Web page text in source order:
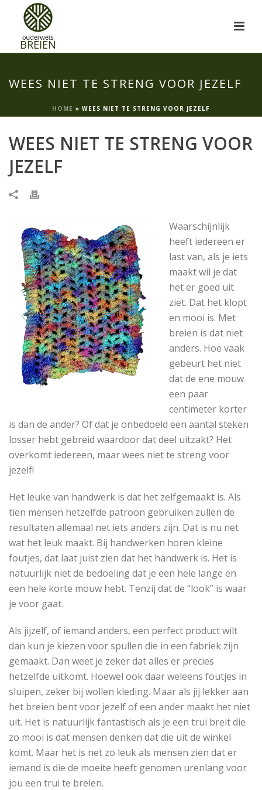
WEES NIET TE STRENG VOOR JEZELF
HOME » WEES NIET TE STRENG VOOR JEZELF
WEES NIET TE STRENG VOOR
JEZELF
Waarschijnlijk
heeft iedereen er
last van, als je iets
maakt wil je dat
het er goed uit
ziet. Dat het klopt
en mooi is. Met
breien is dat niet
anders. Hoe vaak
gebeurt het niet
dat de ene mouw
een paar
centimeter korter
is dan de ander? Of dat je onbedoeld een aantal steken
losser hebt gebreid waardoor dat deel uitzakt? Het
overkomt iedereen, maar wees niet te streng voor
jezelf!
Het leuke van handwerk is dat het zelfgemaakt is. Als
tien mensen hetzelfde patroon gebruiken zullen de
resultaten allemaal net iets anders zijn. Dat is nu net
wat het leuk maakt. Bij handwerken horen kleine
foutjes, dat laat juist zien dat het handwerk is. Het is
natuurlijk niet de bedoeling dat je een hele lange en
een hele korte mouw hebt. Tenzij dat de “look” is waar
je voor gaat.
Als jijzelf, of iemand anders, een perfect product wilt
dan kun je kiezen voor spullen die in een fabriek zijn
gemaakt. Dan weet je zeker dat alles er precies
hetzelfde uitkomt. Hoewel ook daar weleens foutjes in
sluipen, zeker bij wollen kleding. Maar als jij lekker aan
het breien bent voor jezelf of een ander maakt het niet
uit. Het is natuurlijk fantastisch als je een trui breit die
zo mooi is dat mensen denken dat die uit de winkel
komt. Maar het is net zo leuk als mensen zien dat er
iemand is die de moeite heeft genomen urenlang voor
jou een trui te breien.